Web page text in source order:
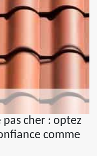
cher : optez
comme